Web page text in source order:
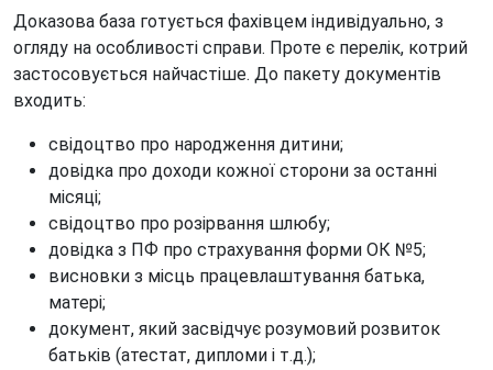
Доказова база готується фахівцем індивідуально, з
огляду на особливості справи. Проте є перелік, котрий
застосовується найчастіше. До пакету документів
входить:
свідоцтво про народження дитини;
довідка про доходи кожної сторони за останні
місяці;
свідоцтво про розірвання шлюбу;
довідка з ПФ про страхування форми ОК №5;
висновки з місць працевлаштування батька,
матері;
документ, який засвідчує розумовий розвиток
батьків (атестат, дипломи і т.д.);